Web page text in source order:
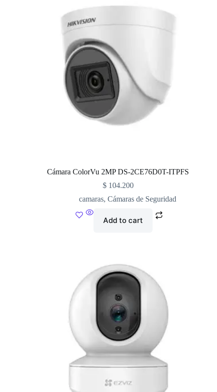
Cámara ColorVu 2MP DS-2CE76D0T-ITPFS
$104.200
camaras,Cámaras de Seguridad
Add to cart